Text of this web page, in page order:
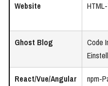
Website
Ghost Blog
Code
React/Vue/Angular
npm-